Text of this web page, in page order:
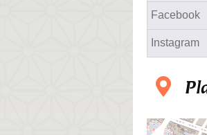
Facebook
Instagram